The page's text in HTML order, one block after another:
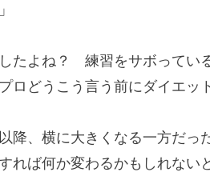
たよね？ 練習をサボってい
ロどうこう言う前にダイエッ
、横に大きくなる一方だった
れば何か変わるかもしれない